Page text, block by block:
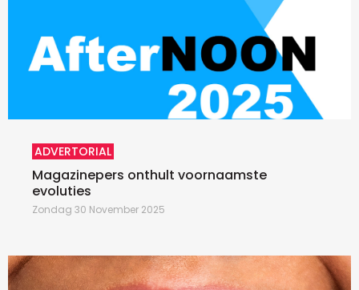
ADVERTORIAL
Magazinepers onthult voornaamste
evoluties
Zondag 30 November 2025